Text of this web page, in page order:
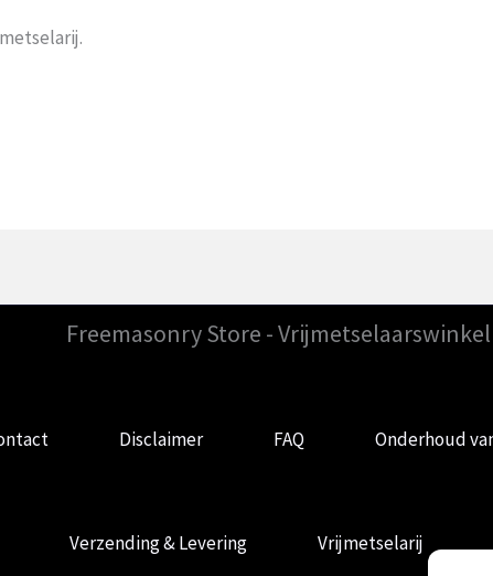
Freemasonry Store - Vrijmetselaarswinkel
Disclaimer FAQ Onderhoud
Verzending & Levering Vrijmetselarij